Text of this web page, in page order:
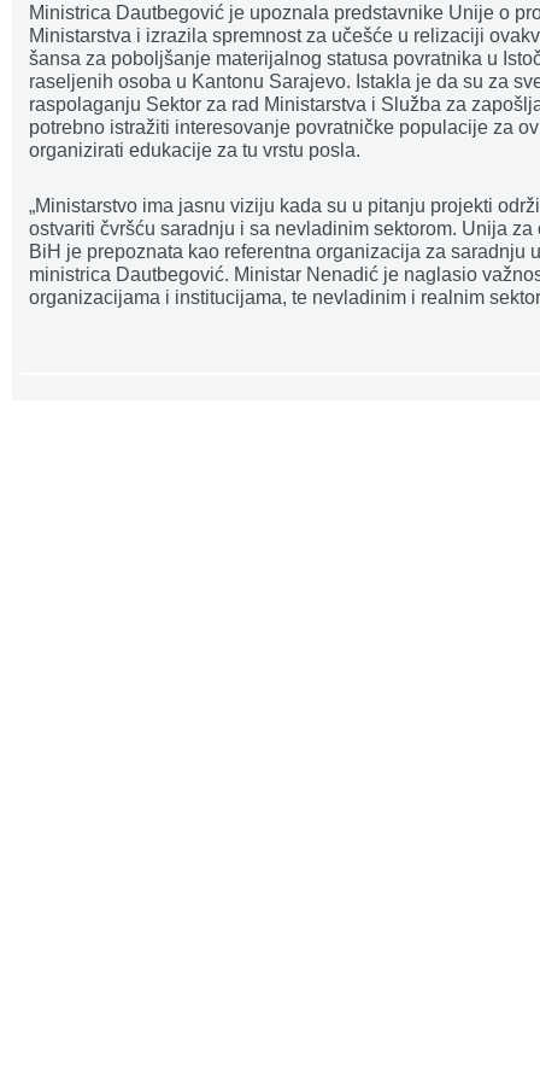
Ministrica Dautbegović je upoznala predstavnike Unije o
Ministarstva i izrazila spremnost za učešće u relizaciji
šansa za poboljšanje materijalnog statusa povratnika u
raseljenih osoba u Kantonu Sarajevo. Istakla je da su za
raspolaganju Sektor za rad Ministarstva i Služba za
potrebno istražiti interesovanje povratničke populacije za
organizirati edukacije za tu vrstu posla.
„Ministarstvo ima jasnu viziju kada su u pitanju projekti
ostvariti čvršću saradnju i sa nevladinim sektorom. Unija
BiH je prepoznata kao referentna organizacija za saradnju
ministrica Dautbegović. Ministar Nenadić je naglasio
organizacijama i institucijama, te nevladinim i realnim